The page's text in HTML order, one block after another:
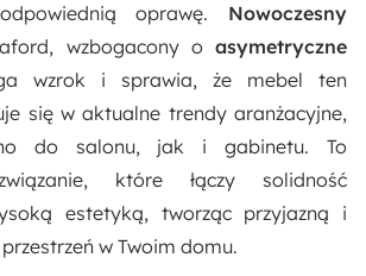
oprawę. Nowoczesny
wzbogacony o asymetryczne
wzrok i sprawia, że mebel ten
się w aktualne trendy aranżacyjne,
do salonu, jak i gabinetu. To
które łączy solidność
estetyką, tworząc przyjazną i
w Twoim domu.